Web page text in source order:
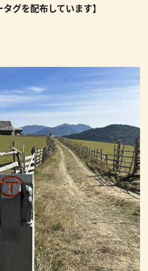
タグを配布しています】